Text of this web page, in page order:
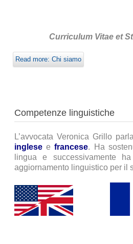
Curriculum Vitae et
Read more: Chi siamo
Competenze linguistiche
L’avvocata Veronica Grillo
inglese efrancese. Ha
lingua e successivamente
aggiornamento linguistico per il